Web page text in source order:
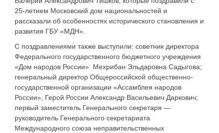
25-летием Московский дом национальностей и
рассказали об особенностях исторического становления и
развития ГБУ «МДН».
С поздравлениями также выступили: советник директора
Федерального государственного бюджетного учреждения
«Дом народов России» Мехрибан Эльдаровна Садыгова;
генеральный директор Общероссийской общественно-
государственной организации «Ассамблея народов
России», Герой России Александр Васильевич Даркович;
первый заместитель Генерального секретаря —
руководитель Генерального секретариата
Международного союза неправительственных